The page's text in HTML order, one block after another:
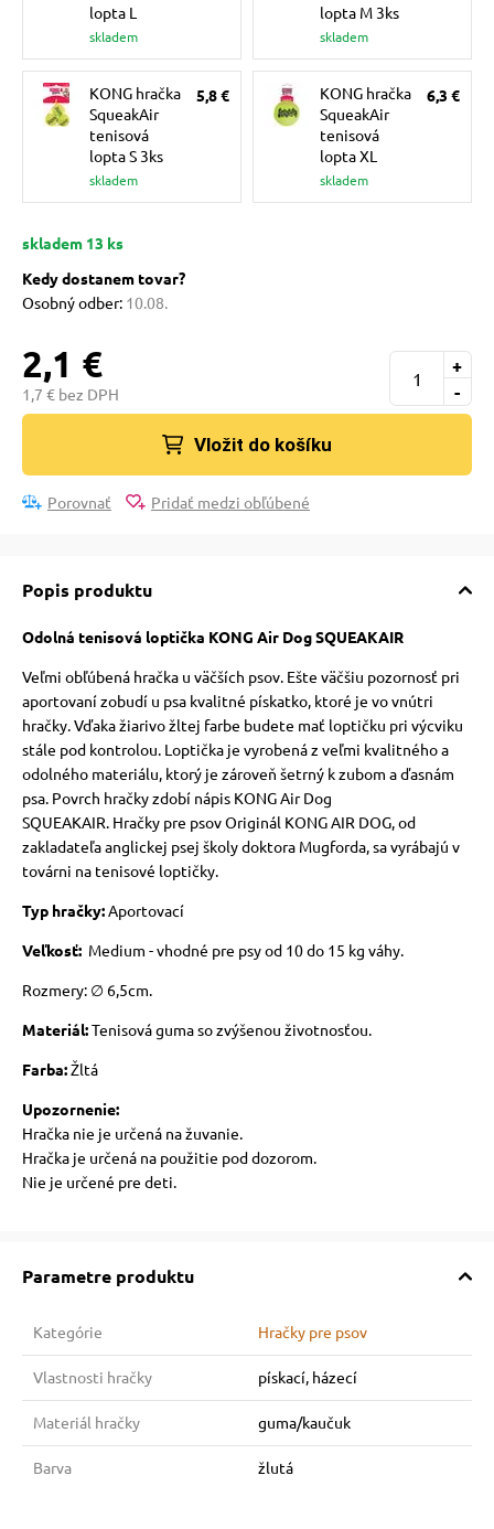
mačky
poukazy
lopta L
skladem
lopta M 3ks
skladem
KONG hračka
SqueakAir
tenisová
lopta S 3ks
skladem
5,8 €
KONG hračka
SqueakAir
tenisová
lopta XL
skladem
6,3 €
skladem 13 ks
Kedy dostanem tovar?
Osobný odber: 10.08.
2,1 €
1,7 € bez DPH -
+
Vložit do košíku
Porovnať Pridať medzi obľúbené
Popis produktu
Odolná tenisová loptička KONG Air Dog SQUEAKAIR
Veľmi obľúbená hračka u väčších psov. Ešte väčšiu pozornosť pri
aportovaní zobudí u psa kvalitné pískatko, ktoré je vo vnútri
hračky.Vďaka žiarivo žltej farbe budete mať loptičku pri výcviku
stále pod kontrolou. Loptička je vyrobená z veľmi kvalitného a
odolného materiálu, ktorý je zároveň šetrný k zubom a ďasnám
psa. Povrch hračky zdobí nápis KONG Air Dog
SQUEAKAIR. Hračky pre psov Originál KONG AIR DOG, od
zakladateľa anglickej psej školy doktora Mugforda, sa vyrábajú v
továrni na tenisové loptičky.
Typ hračky:Aportovací
Veľkosť: Medium - vhodné pre psy od 10 do 15 kg váhy.
Rozmery: ∅ 6,5cm.
Materiál:Tenisová guma so zvýšenou životnosťou.
Farba:Žltá
Upozornenie:
Hračka nie je určená na žuvanie.
Hračka je určená na použitie pod dozorom.
Nie je určené pre deti.
Parametre produktu
Kategórie Hračky pre psov
Vlastnosti hračky pískací, házecí
Materiál hračky guma/kaučuk
Barva žlutá